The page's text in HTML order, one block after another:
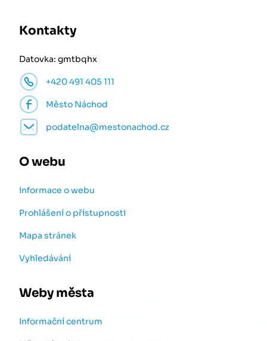
Kontakty
Datovka: gmtbqhx
+420 491 405 111
Město Náchod
podatelna@mestonachod.cz
O webu
Informace o webu
Prohlášení o přístupnosti
Mapa stránek
Vyhledávání
Weby města
Informační centrum